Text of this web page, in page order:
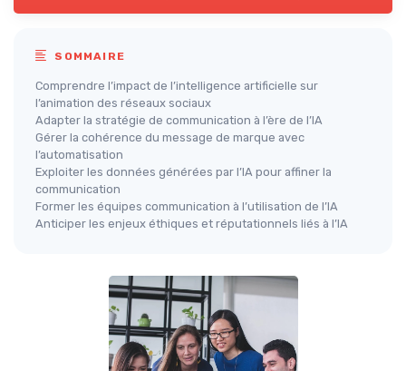
SOMMAIRE
Comprendre l’impact de l’intelligence artificielle sur
l’animation des réseaux sociaux
Adapter la stratégie de communication à l’ère de l’IA
Gérer la cohérence du message de marque avec
l’automatisation
Exploiter les données générées par l’IA pour affiner la
communication
Former les équipes communication à l’utilisation de l’IA
Anticiper les enjeux éthiques et réputationnels liés à l’IA